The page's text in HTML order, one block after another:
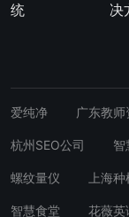
统
决
爱纯净 广东教师
杭州SEO公司 智
螺纹量仪 上海
智慧食堂 花薇英